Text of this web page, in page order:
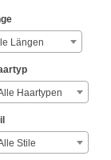
Längen
Haartypen
Stile